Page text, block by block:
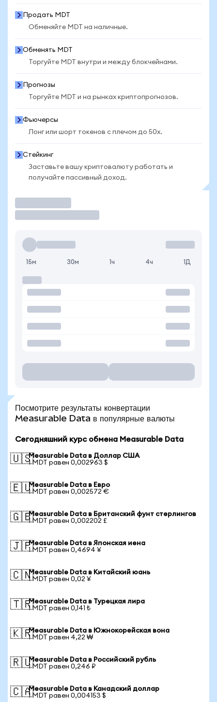
Продать MDT
Обменяйте MDT на наличные.
Обменять MDT
Торгуйте MDT внутри и между блокчейнами.
Прогнозы
Торгуйте MDT и на рынках криптопрогнозов.
Фьючерсы
Лонг или шорт токенов с плечом до 50x.
Стейкинг
Заставьте вашу криптовалюту работать и
получайте пассивный доход.
15м 30м 1ч 4ч 1Д
Посмотрите результаты конвертации
Measurable Data в популярные валюты
Сегодняшний курс обмена Measurable Data
🇺🇸Measurable Data в Доллар США
1 MDT равен 0,002963 $
🇪🇺Measurable Data в Евро
1 MDT равен 0,002572 €
🇬🇧Measurable Data в Британский фунт стерлингов
1 MDT равен 0,002202 £
🇯🇵Measurable Data в Японская иена
1 MDT равен 0,4694 ¥
🇨🇳Measurable Data в Китайский юань
1 MDT равен 0,02 ¥
🇹🇷Measurable Data в Турецкая лира
1 MDT равен 0,141 ₺
🇰🇷Measurable Data в Южнокорейская вона
1 MDT равен 4,22 ₩
🇷🇺Measurable Data в Российский рубль
1 MDT равен 0,246 ₽
🇨🇦Measurable Data в Канадский доллар
1 MDT равен 0,004153 $